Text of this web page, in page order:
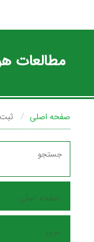
مطالعات
صفحه اصلی
صفحه اصلی
مرور